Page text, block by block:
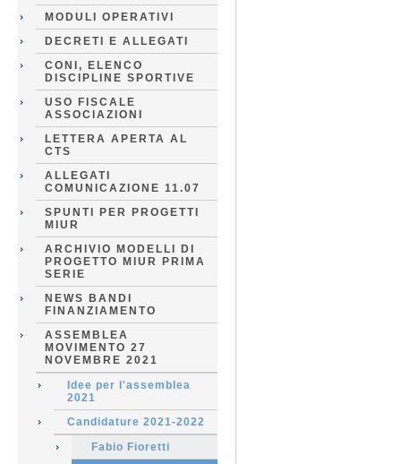
MODULI OPERATIVI
DECRETI E ALLEGATI
CONI, ELENCO
DISCIPLINE SPORTIVE
USO FISCALE
ASSOCIAZIONI
LETTERA APERTA AL
CTS
ALLEGATI
COMUNICAZIONE 11.07
SPUNTI PER PROGETTI
MIUR
ARCHIVIO MODELLI DI
PROGETTO MIUR PRIMA
SERIE
NEWS BANDI
FINANZIAMENTO
ASSEMBLEA
MOVIMENTO 27
NOVEMBRE 2021
Idee per l'assemblea
2021
Candidature 2021-2022
Fabio Fioretti